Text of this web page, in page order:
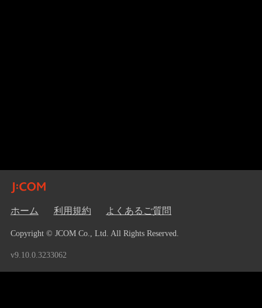
ホーム 利用規約 よくあるご質問
Copyright © JCOM Co., Ltd. All Rights Reserved.
v9.10.0.3233062